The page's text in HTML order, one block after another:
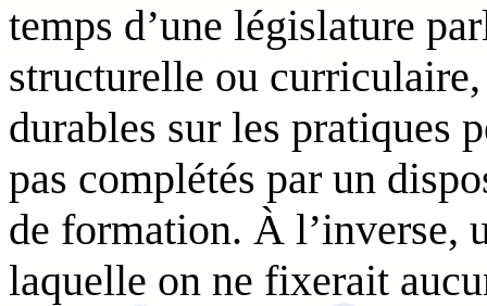
temps d’une législature
structurelle ou curriculaire,
durables sur les pratiques
pas complétés par un
de formation. À l’inverse,
laquelle on ne fixerait